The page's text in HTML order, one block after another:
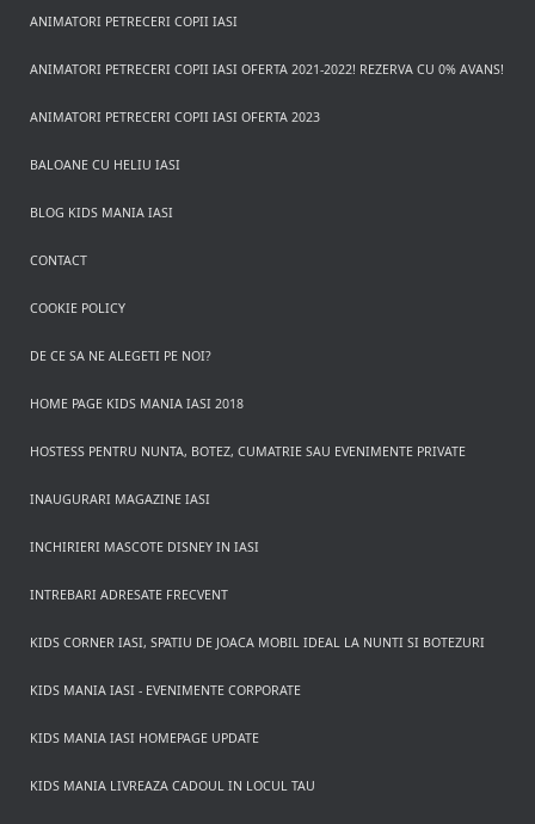
ANIMATORI PETRECERI COPII IASI
ANIMATORI PETRECERI COPII IASI OFERTA 2021-2022! REZERVA CU 0% AVANS!
ANIMATORI PETRECERI COPII IASI OFERTA 2023
BALOANE CU HELIU IASI
BLOG KIDS MANIA IASI
CONTACT
COOKIE POLICY
DE CE SA NE ALEGETI PE NOI?
HOME PAGE KIDS MANIA IASI 2018
HOSTESS PENTRU NUNTA, BOTEZ, CUMATRIE SAU EVENIMENTE PRIVATE
INAUGURARI MAGAZINE IASI
INCHIRIERI MASCOTE DISNEY IN IASI
INTREBARI ADRESATE FRECVENT
KIDS CORNER IASI, SPATIU DE JOACA MOBIL IDEAL LA NUNTI SI BOTEZURI
KIDS MANIA IASI - EVENIMENTE CORPORATE
KIDS MANIA IASI HOMEPAGE UPDATE
KIDS MANIA LIVREAZA CADOUL IN LOCUL TAU